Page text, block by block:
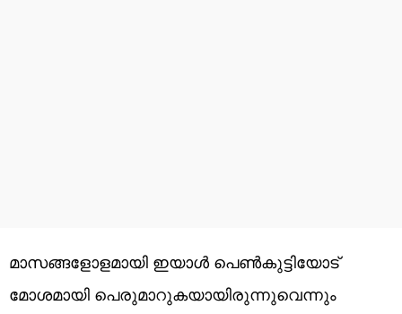
മാസങ്ങളോളമായി ഇയാൾ പെൺകുട്ടിയോട്
മോശമായി പെരുമാറുകയായിരുന്നുവെന്നും